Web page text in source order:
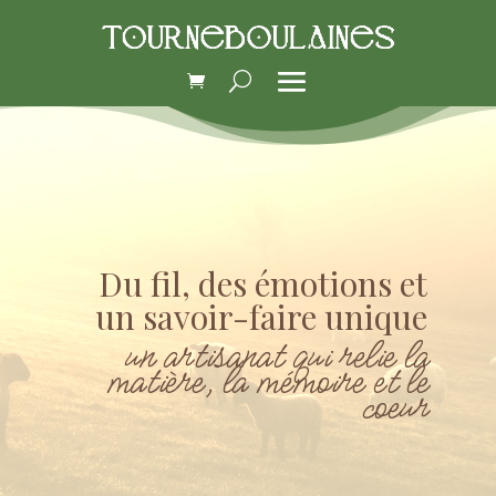
Du fil, des émotions et
un savoir-faire unique
un artisanat qui relie la
matière, la mémoire et le
coeur